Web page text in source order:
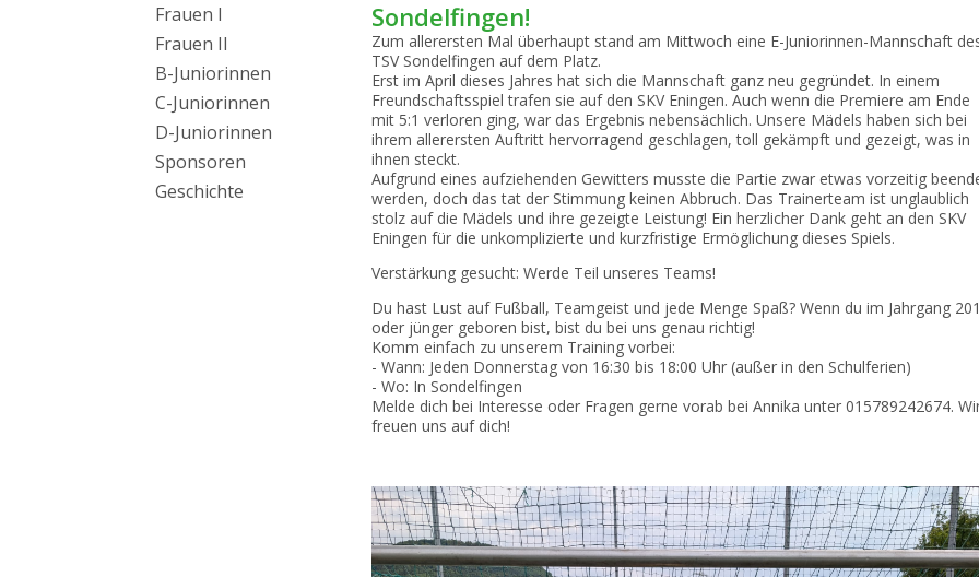
Frauen I
Frauen II
B-Juniorinnen
C-Juniorinnen
D-Juniorinnen
Sponsoren
Geschichte
Sondelfingen!
Zum allerersten Mal überhaupt stand am Mittwoch eine E-Juniorinnen-Mannschaft
TSV Sondelfingen auf dem Platz.
​Erst im April dieses Jahres hat sich die Mannschaft ganz neu gegründet. In einem
Freundschaftsspiel trafen sie auf den SKV Eningen. Auch wenn die Premiere am Ende
mit 5:1 verloren ging, war das Ergebnis nebensächlich. Unsere Mädels haben sich bei
ihrem allerersten Auftritt hervorragend geschlagen, toll gekämpft und gezeigt, was in
ihnen steckt.
​Aufgrund eines aufziehenden Gewitters musste die Partie zwar etwas vorzeitig
werden, doch das tat der Stimmung keinen Abbruch. Das Trainerteam ist unglaublich
stolz auf die Mädels und ihre gezeigte Leistung! Ein herzlicher Dank geht an den SKV
Eningen für die unkomplizierte und kurzfristige Ermöglichung dieses Spiels.
​Verstärkung gesucht: Werde Teil unseres Teams!
Du hast Lust auf Fußball, Teamgeist und jede Menge Spaß? Wenn du im Jahrgang
oder jünger geboren bist, bist du bei uns genau richtig!
​Komm einfach zu unserem Training vorbei:
- ​Wann: Jeden Donnerstag von 16:30 bis 18:00 Uhr (außer in den Schulferien)
- ​Wo: In Sondelfingen
​Melde dich bei Interesse oder Fragen gerne vorab bei Annika unter 015789242674.
freuen uns auf dich!